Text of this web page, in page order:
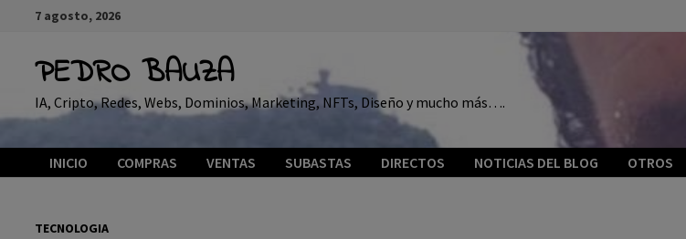
Saltar
contenido
7 agosto, 2026
PEDRO BAUZA
IA, Cripto, Redes, Webs, Dominios, Marketing, NFTs, Diseño y mucho más….
INICIO COMPRAS VENTAS SUBASTAS DIRECTOS NOTICIAS DEL BLOG OTROS
TECNOLOGIA